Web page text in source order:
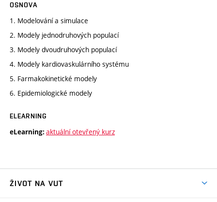
OSNOVA
1. Modelování a simulace
2. Modely jednodruhových populací
3. Modely dvoudruhových populací
4. Modely kardiovaskulárního systému
5. Farmakokinetické modely
6. Epidemiologické modely
ELEARNING
eLearning: aktuální otevřený kurz
ŽIVOT NA VUT